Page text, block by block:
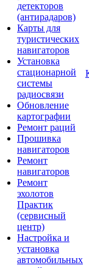
детекторов
(антирадаров)
Карты для
туристических
навигаторов
Установка
стационарной
системы
радиосвязи
Обновление
картографии
Ремонт раций
Прошивка
навигаторов
Ремонт
навигаторов
Ремонт
эхолотов
Практик
(сервисный
центр)
Настройка и
установка
автомобильных